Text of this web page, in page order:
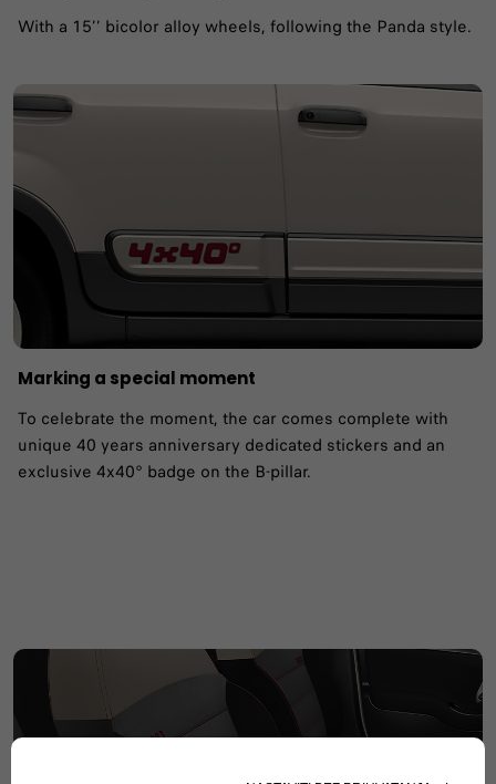
With a 15’’ bicolor alloy wheels, following the Panda style.
Marking a special moment
To celebrate the moment, the car comes complete with
unique 40 years anniversary dedicated stickers and an
exclusive 4x40° badge on the B-pillar.